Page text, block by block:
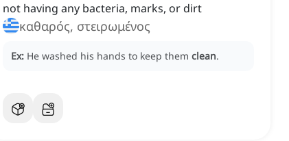
not having any bacteria, marks, or dirt
καθαρός, στειρωμένος
Ex: He washed his hands to keep them clean.